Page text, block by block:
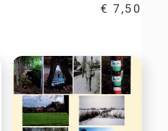
€ 7,50